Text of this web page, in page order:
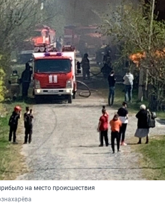
на место происшествия